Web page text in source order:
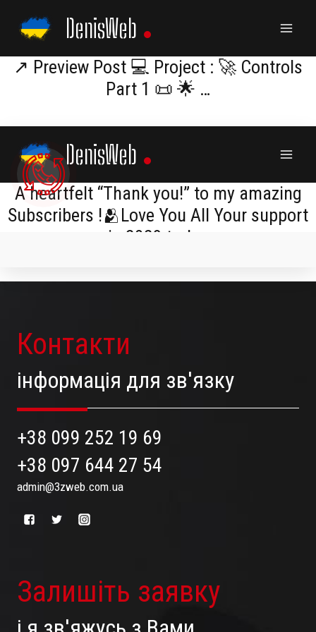
content
DenisWeb
↗️ Preview Post 💻 Project : 🚀 Controls
Part 1 📜 🌟 …
Контакти
інформація для зв'язку
+38 099 252 19 69
+38 097 644 27 54
admin@3zweb.com.ua
Залишіть заявку